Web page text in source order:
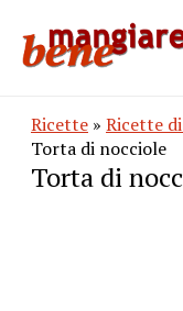
Ricette » Ricette
Torta di nocciole
Torta di